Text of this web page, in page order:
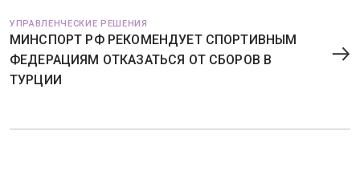
УПРАВЛЕНЧЕСКИЕ РЕШЕНИЯ
МИНСПОРТ РФ РЕКОМЕНДУЕТ СПОРТИВНЫМ
ФЕДЕРАЦИЯМ ОТКАЗАТЬСЯ ОТ СБОРОВ В
ТУРЦИИ